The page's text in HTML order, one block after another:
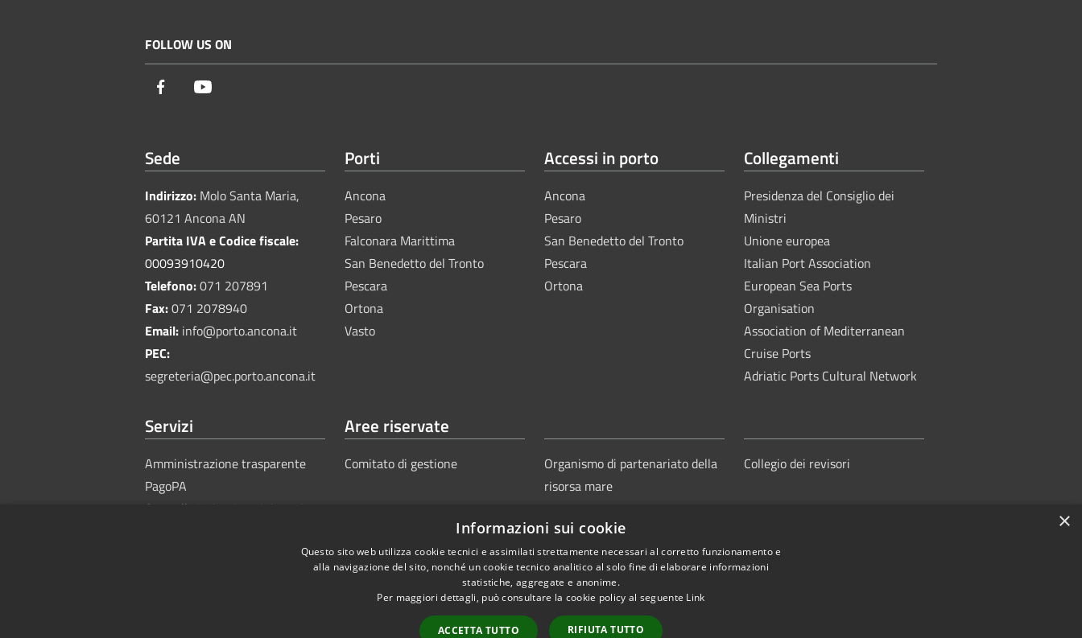
FOLLOW US ON
Facebook
Sede
Indirizzo: Molo Santa Maria,
60121 Ancona AN
Partita IVA e Codice fiscale:
00093910420
Telefono:071 207891
Fax:071 2078940
Email: info@porto.ancona.it
PEC:
segreteria@pec.porto.ancona.it
Porti
Ancona
Pesaro
Falconara Marittima
San Benedetto del Tronto
Pescara
Ortona
Vasto
Accessi in porto
Ancona
Pesaro
San Benedetto del Tronto
Pescara
Ortona
Collegamenti
Presidenza del Consiglio dei
Ministri
Unione europea
Italian Port Association
European Sea Ports
Organisation
Association of Mediterranean
Cruise Ports
Adriatic Ports Cultural Network
Servizi
Amministrazione trasparente
PagoPA
Sportello Unico Amministrativo
Aree riservate
Comitato di gestione
Organismo di partenariato della
risorsa mare
Collegio dei revisori
Sitemap Copyright © 2025Autorità di Sistema Portuale del Mare
×
Informazioni sui cookie
Questo sito web utilizza cookie tecnici e assimilati strettamente necessari al corretto funzionamento e
alla navigazione del sito, nonché un cookie tecnico analitico al solo fine di elaborare informazioni
statistiche, aggregate e anonime.
Per maggiori dettagli, può consultare la cookie policy al seguente Link
ACCETTA TUTTO RIFIUTA TUTTO